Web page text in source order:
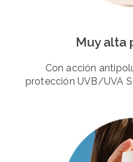
Muy alta
Con acción
protección UVB/UVA